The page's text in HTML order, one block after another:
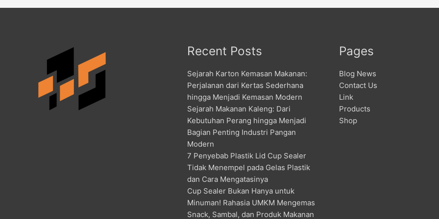
Recent Posts
Sejarah Karton Kemasan Makanan:
Perjalanan dari Kertas Sederhana
hingga Menjadi Kemasan Modern
Sejarah Makanan Kaleng: Dari
Kebutuhan Perang hingga Menjadi
Bagian Penting Industri Pangan
Modern
7 Penyebab Plastik Lid Cup Sealer
Tidak Menempel pada Gelas Plastik
dan Cara Mengatasinya
Cup Sealer Bukan Hanya untuk
Minuman! Rahasia UMKM Mengemas
Snack, Sambal, dan Produk Makanan
Pages
Blog News
Contact Us
Link
Products
Shop